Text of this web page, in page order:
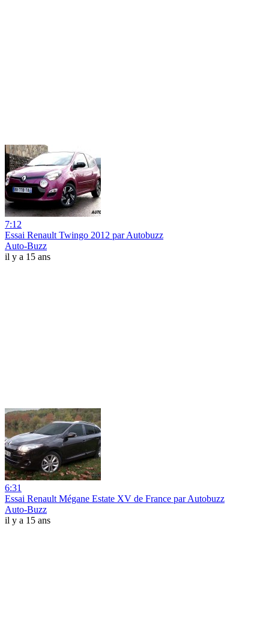
7:12
Essai Renault Twingo 2012 par Autobuzz
Auto-Buzz
il y a 15 ans
6:31
Essai Renault Mégane Estate XV de France par Autobuzz
Auto-Buzz
il y a 15 ans